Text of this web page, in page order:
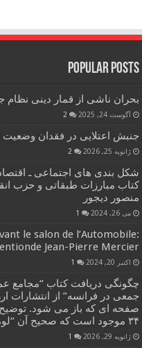
Popular Posts
بحران ناشی از قمار دینی
آگوست 24, 2025 2
جنبش اعتلایی در فقدان وضعیت
ژانویه 25, 2026 2
شکل بندی های اجتماعی ـ
منصور دیجور
می 26, 2024 1
le salon de l’Automobile:
Jean-Pierre Mercier
اکتبر 20, 2024 1
چگونگی دریافت کتاب “مجامع
جمعی در فرانسه” از انتشارات
۳۴ موجود است که صحیح آن “لوموند ۱۴ دسامبر ۲۰۱۰” می باشد.
ژانویه 29, 2026 1